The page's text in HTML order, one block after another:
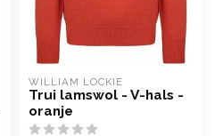
WILLIAM LOCKIE
Trui lamswol - V-hals -
oranje